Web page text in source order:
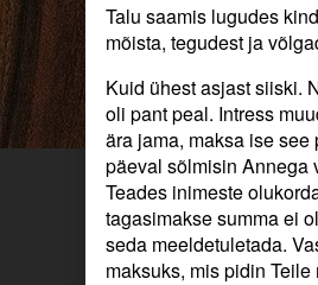
of
Võlg
on
võõra
oma.,
Talu saamis lugudes
mõista, tegudest ja
Kuid ühest asjast siiski.
oli pant peal. Intress
ära jama, maksa ise see
päeval sõlmisin Annega
Teades inimeste
tagasimakse summa ei
seda meeldetuletada.
maksuks, mis pidin